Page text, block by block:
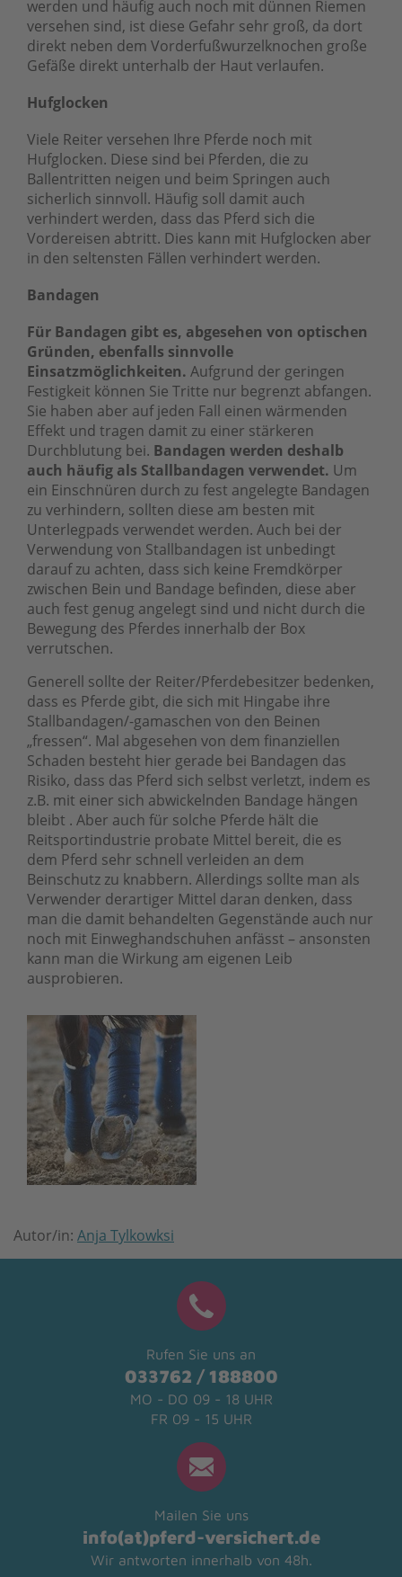
werden und häufig auch noch mit dünnen Riemen
versehen sind, ist diese Gefahr sehr groß, da dort
direkt neben dem Vorderfußwurzelknochen große
Gefäße direkt unterhalb der Haut verlaufen.
Hufglocken
Viele Reiter versehen Ihre Pferde noch mit
Hufglocken. Diese sind bei Pferden, die zu
Ballentritten neigen und beim Springen auch
sicherlich sinnvoll. Häufig soll damit auch
verhindert werden, dass das Pferd sich die
Vordereisen abtritt. Dies kann mit Hufglocken aber
in den seltensten Fällen verhindert werden.
Bandagen
Für Bandagen gibt es, abgesehen von optischen
Gründen, ebenfalls sinnvolle
Einsatzmöglichkeiten. Aufgrund der geringen
Festigkeit können Sie Tritte nur begrenzt abfangen.
Sie haben aber auf jeden Fall einen wärmenden
Effekt und tragen damit zu einer stärkeren
Durchblutung bei. Bandagen werden deshalb
auch häufig als Stallbandagen verwendet. Um
ein Einschnüren durch zu fest angelegte Bandagen
zu verhindern, sollten diese am besten mit
Unterlegpads verwendet werden. Auch bei der
Verwendung von Stallbandagen ist unbedingt
darauf zu achten, dass sich keine Fremdkörper
zwischen Bein und Bandage befinden, diese aber
auch fest genug angelegt sind und nicht durch die
Bewegung des Pferdes innerhalb der Box
verrutschen.
Generell sollte der Reiter/Pferdebesitzer bedenken,
dass es Pferde gibt, die sich mit Hingabe ihre
Stallbandagen/-gamaschen von den Beinen
„fressen“. Mal abgesehen von dem finanziellen
Schaden besteht hier gerade bei Bandagen das
Risiko, dass das Pferd sich selbst verletzt, indem es
z.B. mit einer sich abwickelnden Bandage hängen
bleibt . Aber auch für solche Pferde hält die
Reitsportindustrie probate Mittel bereit, die es
dem Pferd sehr schnell verleiden an dem
Beinschutz zu knabbern. Allerdings sollte man als
Verwender derartiger Mittel daran denken, dass
man die damit behandelten Gegenstände auch nur
noch mit Einweghandschuhen anfässt – ansonsten
kann man die Wirkung am eigenen Leib
ausprobieren.
Autor/in: Anja Tylkowksi
Rufen Sie uns an
033762 / 188800
MO - DO 09 - 18 UHR
FR 09 - 15 UHR
Mailen Sie uns
info(at)pferd-versichert.de
Wir antworten innerhalb von 48h.